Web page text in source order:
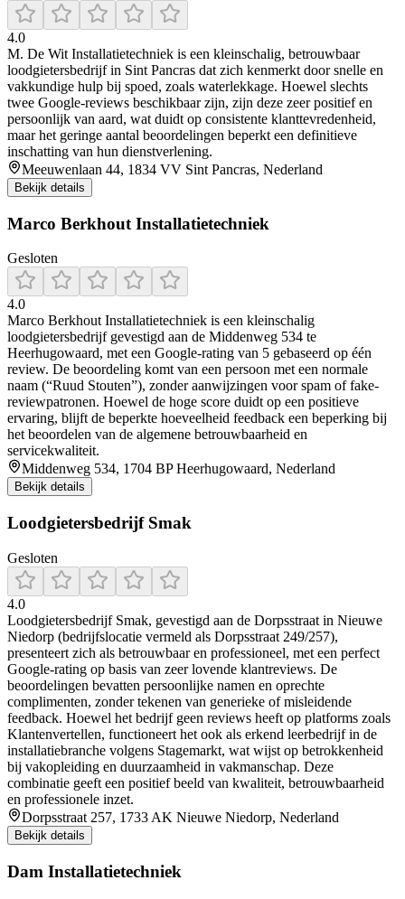
4.0
M. De Wit Installatietechniek is een kleinschalig, betrouwbaar
loodgietersbedrijf in Sint Pancras dat zich kenmerkt door snelle en
vakkundige hulp bij spoed, zoals waterlekkage. Hoewel slechts
twee Google-reviews beschikbaar zijn, zijn deze zeer positief en
persoonlijk van aard, wat duidt op consistente klanttevredenheid,
maar het geringe aantal beoordelingen beperkt een definitieve
inschatting van hun dienstverlening.
Meeuwenlaan 44, 1834 VV Sint Pancras, Nederland
Bekijk details
Marco Berkhout Installatietechniek
Gesloten
4.0
Marco Berkhout Installatietechniek is een kleinschalig
loodgietersbedrijf gevestigd aan de Middenweg 534 te
Heerhugowaard, met een Google-rating van 5 gebaseerd op één
review. De beoordeling komt van een persoon met een normale
naam (“Ruud Stouten”), zonder aanwijzingen voor spam of fake-
reviewpatronen. Hoewel de hoge score duidt op een positieve
ervaring, blijft de beperkte hoeveelheid feedback een beperking bij
het beoordelen van de algemene betrouwbaarheid en
servicekwaliteit.
Middenweg 534, 1704 BP Heerhugowaard, Nederland
Bekijk details
Loodgietersbedrijf Smak
Gesloten
4.0
Loodgietersbedrijf Smak, gevestigd aan de Dorpsstraat in Nieuwe
Niedorp (bedrijfslocatie vermeld als Dorpsstraat 249/257),
presenteert zich als betrouwbaar en professioneel, met een perfect
Google-rating op basis van zeer lovende klantreviews. De
beoordelingen bevatten persoonlijke namen en oprechte
complimenten, zonder tekenen van generieke of misleidende
feedback. Hoewel het bedrijf geen reviews heeft op platforms zoals
Klantenvertellen, functioneert het ook als erkend leerbedrijf in de
installatiebranche volgens Stagemarkt, wat wijst op betrokkenheid
bij vakopleiding en duurzaamheid in vakmanschap. Deze
combinatie geeft een positief beeld van kwaliteit, betrouwbaarheid
en professionele inzet.
Dorpsstraat 257, 1733 AK Nieuwe Niedorp, Nederland
Bekijk details
Dam Installatietechniek